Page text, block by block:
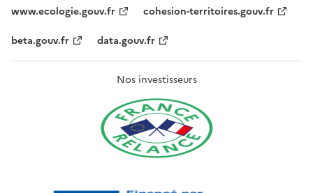
www.ecologie.gouv.fr
cohesion-territoires.gouv.fr
beta.gouv.fr
data.gouv.fr
Nos investisseurs